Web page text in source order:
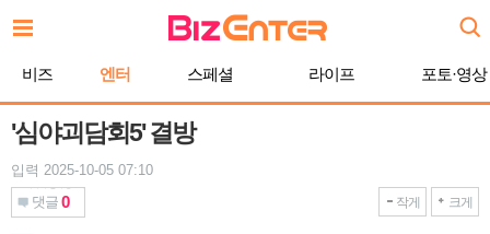
문
비즈 엔터 스페셜 라이프 포토·영상
'심야괴담회5' 결방
입력 2025-10-05 07:10
댓글 0 작게 크게